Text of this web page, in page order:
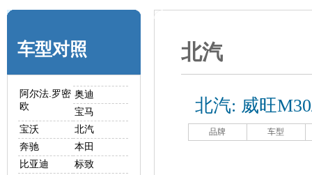
车型对照
阿尔法.罗密
欧
奥迪
宝马
宝沃
北汽
奔驰
本田
比亚迪
标致
北汽
北汽: 威旺
品牌 车型